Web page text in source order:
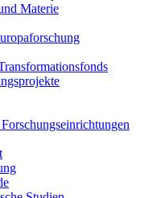
Materie